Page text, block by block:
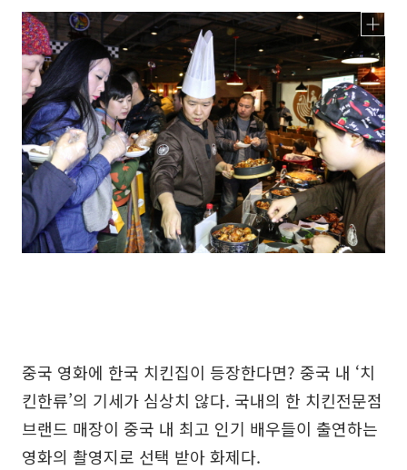
중국 영화에 한국 치킨집이 등장한다면? 중국 내 ‘치
킨한류’의 기세가 심상치 않다. 국내의 한 치킨전문점
브랜드 매장이 중국 내 최고 인기 배우들이 출연하는
영화의 촬영지로 선택 받아 화제다.